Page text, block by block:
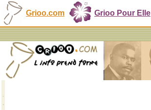
Grioo.com Grioo Pour Elle